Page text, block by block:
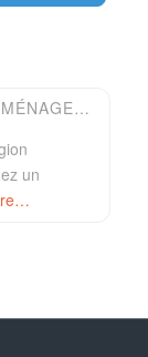
25-DÉMÉNAGEMENT BESANÇON-DÉMÉNAGEUR BULLE
un